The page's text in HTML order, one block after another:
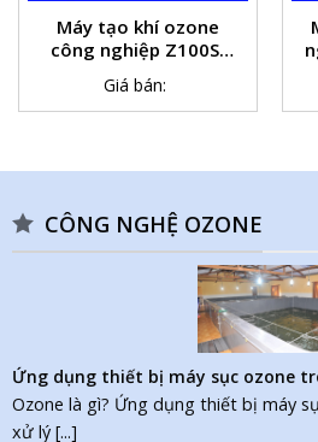
Máy tạo khí ozone
công nghiệp Z100S(
Giá bán:
CÔNG NGHỆ OZONE
Ứng dụng thiết bị máy sục ozone
Ozone là gì? Ứng dụng thiết bị máy
xử lý [...]